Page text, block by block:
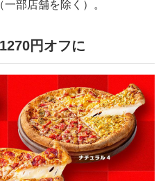
一部店舗を除く）。
円オフに